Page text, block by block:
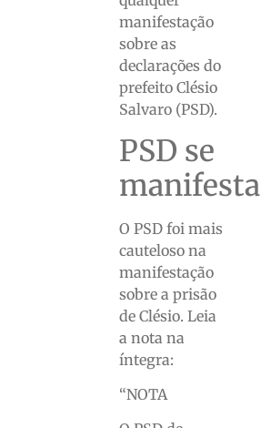
manifestação
sobre as
declarações do
prefeito Clésio
Salvaro (PSD).
PSD se
manifesta
O PSD foi mais
cauteloso na
manifestação
sobre a prisão
de Clésio. Leia
a nota na
íntegra:
“NOTA